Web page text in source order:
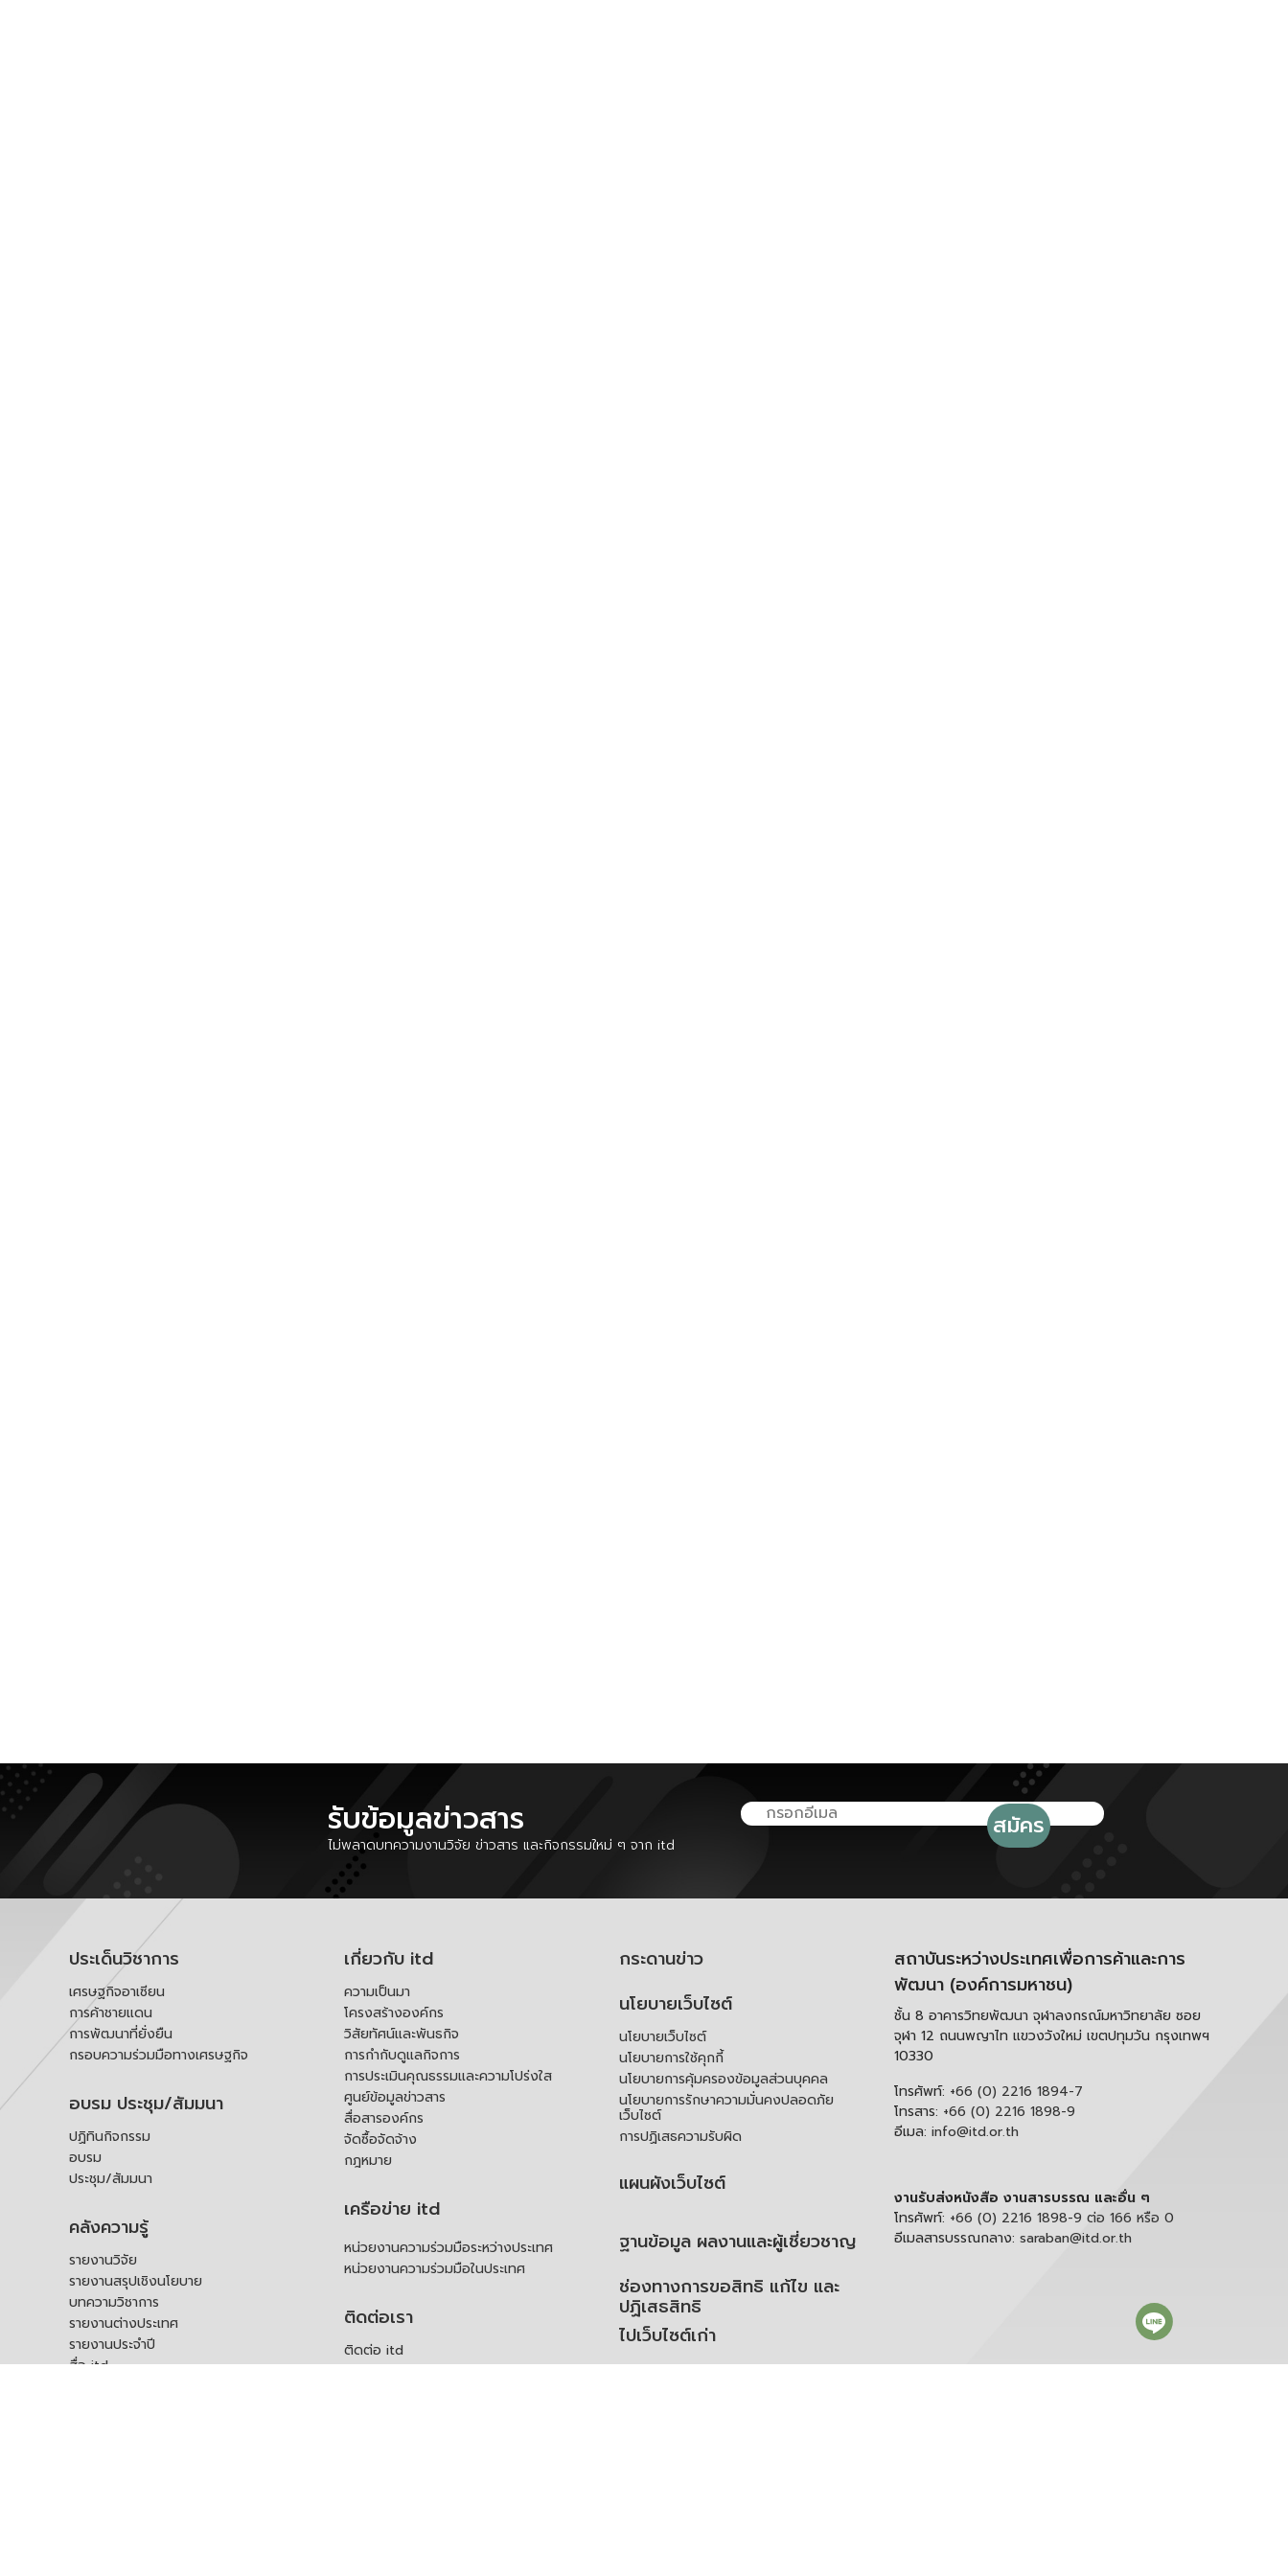
รับข้อมูลข่าวสาร
ไม่พลาดบทความงานวิจัย ข่าวสาร และกิจกรรมใหม่ ๆ จาก itd
ประเด็นวิชาการ
เศรษฐกิจอาเซียน
การค้าชายแดน
การพัฒนาที่ยั่งยืน
กรอบความร่วมมือทางเศรษฐกิจ
อบรม ประชุม/สัมมนา
ปฏิทินกิจกรรม
อบรม
ประชุม/สัมมนา
คลังความรู้
รายงานวิจัย
รายงานสรุปเชิงนโยบาย
บทความวิชาการ
รายงานต่างประเทศ
รายงานประจำปี
สื่อ itd
เกี่ยวกับ itd
ความเป็นมา
โครงสร้างองค์กร
วิสัยทัศน์และพันธกิจ
การกำกับดูแลกิจการ
การประเมินคุณธรรมและความโปร่งใส
ศูนย์ข้อมูลข่าวสาร
สื่อสารองค์กร
จัดซื้อจัดจ้าง
กฎหมาย
เครือข่าย itd
หน่วยงานความร่วมมือระหว่างประเทศ
หน่วยงานความร่วมมือในประเทศ
ติดต่อเรา
ติดต่อ itd
กระดานข่าว
นโยบายเว็บไซต์
นโยบายเว็บไซต์
นโยบายการใช้คุกกี้
นโยบายการคุ้มครองข้อมูลส่วนบุคคล
นโยบายการรักษาความมั่นคงปลอดภัย
เว็บไซต์
การปฏิเสธความรับผิด
แผนผังเว็บไซต์
ฐานข้อมูล ผลงานและผู้เชี่ยวชาญ
ช่องทางการขอสิทธิ แก้ไข และ
ปฏิเสธสิทธิ
ไปเว็บไซต์เก่า
สถาบันระหว่างประเทศเพื่อการค้าและการ
พัฒนา (องค์การมหาชน)
ชั้น 8 อาคารวิทยพัฒนา จุฬาลงกรณ์มหาวิทยาลัย ซอย
จุฬา 12 ถนนพญาไท แขวงวังใหม่ เขตปทุมวัน กรุงเทพฯ
10330
โทรศัพท์: +66 (0) 2216 1894-7
โทรสาร: +66 (0) 2216 1898-9
อีเมล: info@itd.or.th
งานรับส่งหนังสือ งานสารบรรณ และอื่น ๆ
โทรศัพท์: +66 (0) 2216 1898-9 ต่อ 166 หรือ 0
อีเมลสารบรรณกลาง: saraban@itd.or.th